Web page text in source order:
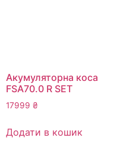
Акумуляторна коса
FSA70.0 R SET
17999 ₴
Додати в кошик